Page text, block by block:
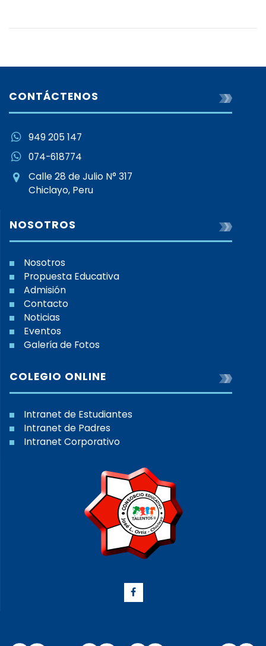
CONTÁCTENOS
949 205 147
074-618774
Calle 28 de Julio N° 317
Chiclayo, Peru
NOSOTROS
Nosotros
Propuesta Educativa
Admisión
Contacto
Noticias
Eventos
Galería de Fotos
COLEGIO ONLINE
Intranet de Estudiantes
Intranet de Padres
Intranet Corporativo